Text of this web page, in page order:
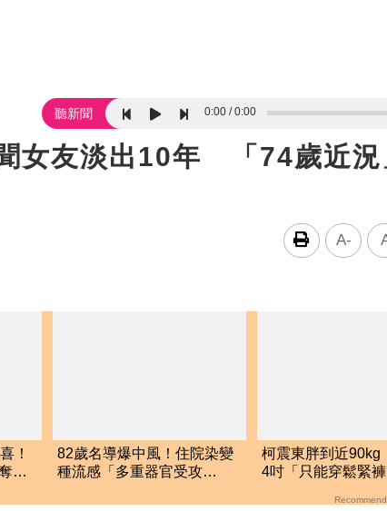
聽新聞 0:00 0:00
女友淡出10年 「74歲近況
A-
！
影
82歲名導爆中風！住院染變
種流感「多重器官受攻
柯震東胖到近90kg
4吋「只能穿鬆緊